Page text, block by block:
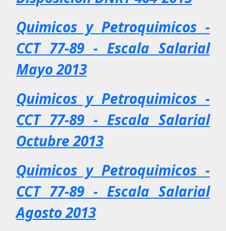
Quimicos y Petroquimicos -
CCT 77-89 - Escala Salarial
Mayo 2013
Quimicos y Petroquimicos -
CCT 77-89 - Escala Salarial
Octubre 2013
Quimicos y Petroquimicos -
CCT 77-89 - Escala Salarial
Agosto 2013